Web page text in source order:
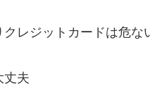
レジットカードは危な
丈夫